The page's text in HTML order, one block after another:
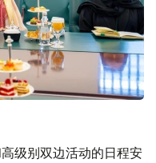
级别双边活动的日程安